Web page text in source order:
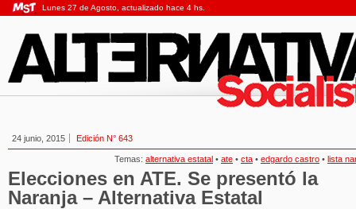
Lunes 27 de Agosto, actualizado hace 4 hs.
24 junio, 2015 Edición N° 643
Temas: alternativa estatal • ate • cta • edgardo castro • lista
Elecciones en ATE. Se presentó la
Naranja – Alternativa Estatal